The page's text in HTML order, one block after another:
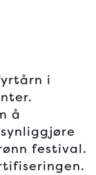
i
å
festival.